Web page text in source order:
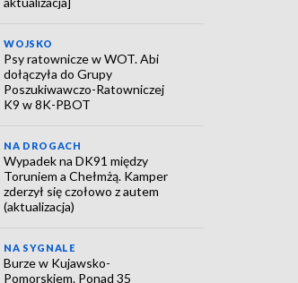
WOJSKO
Psy ratownicze w WOT. Abi
dołączyła do Grupy
Poszukiwawczo-Ratowniczej
K9 w 8K-PBOT
NA DROGACH
Wypadek na DK91 między
Toruniem a Chełmżą. Kamper
zderzył się czołowo z autem
(aktualizacja)
NA SYGNALE
Burze w Kujawsko-
Pomorskiem. Ponad 35